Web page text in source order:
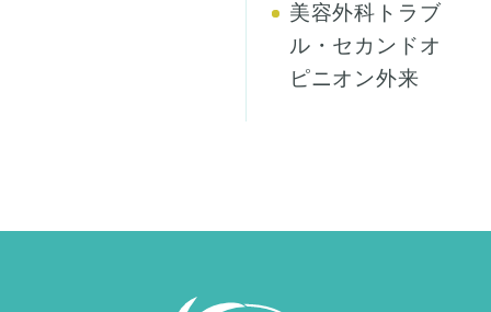
美容外科トラブ
ル・セカンドオ
ピニオン外来